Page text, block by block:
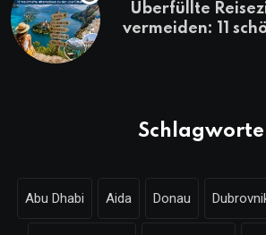
Überfüllte
vermeiden: 11
Schlagworte
Abu Dhabi Aida Donau